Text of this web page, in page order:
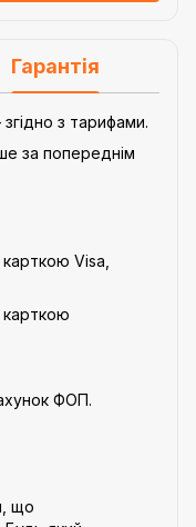
Гарантія
з тарифами.
за попереднім
Visa,
карткою
ФОП.
що